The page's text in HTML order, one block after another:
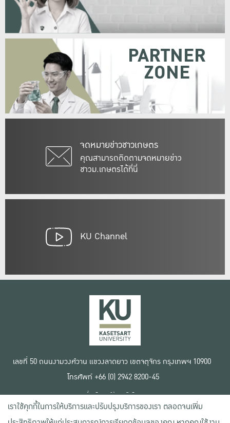
จดหมายข่าวชาวเกษตร
คุณสามารถติดตามจดหมายข่าว
ชาวม.เกษตรได้ที่นี่
PARTNER
ZONE
KU Channel
เลขที่ 50 ถนนงามวงศ์วาน แขวงลาดยาว เขตจตุจักร กรุงเทพฯ 10900
โทรศัพท์ +66 (0) 2942 8200-45
เงื่อนไขการใช้งานเว็บไซต์
ข้อตกลงด้านสิทธิ์ใช้งาน
นโยบายความเป็นส่วนตัว
เราใช้คุกกี้ในการให้บริการและปรับปรุงบริการของเรา ตลอดจนเพิ่ม